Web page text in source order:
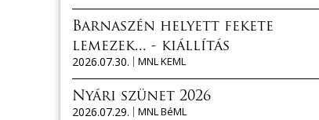
Barnaszén helyett fekete
lemezek... - kiállítás
2026.07.30.
MNL KEML
Nyári szünet 2026
2026.07.29.
MNL BéML